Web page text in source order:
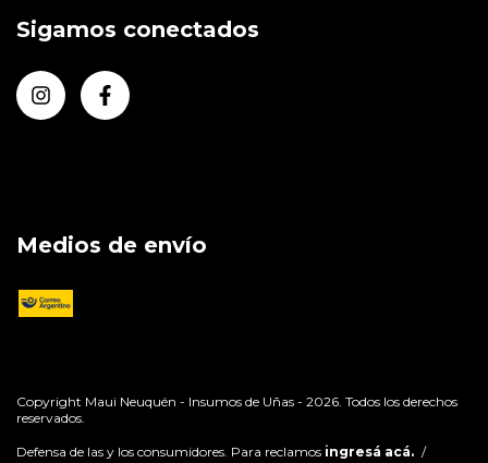
Sigamos conectados
Medios de envío
Copyright Maui Neuquén - Insumos de Uñas - 2026. Todos los derechos
reservados.
Defensa de las y los consumidores. Para reclamos ingresá acá. /